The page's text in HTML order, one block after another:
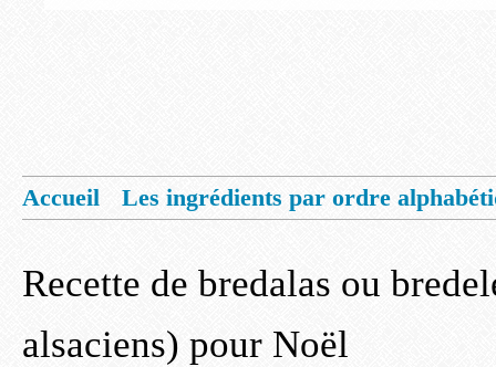
Accueil
Les ingrédients par ordre
Recette de bredalas ou
alsaciens) pour Noël